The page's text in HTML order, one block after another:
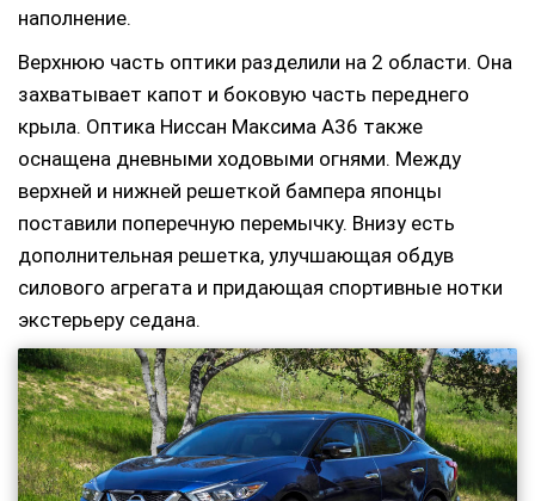
наполнение.
Верхнюю часть оптики разделили на 2 области. Она
захватывает капот и боковую часть переднего
крыла. Оптика Ниссан Максима A36 также
оснащена дневными ходовыми огнями. Между
верхней и нижней решеткой бампера японцы
поставили поперечную перемычку. Внизу есть
дополнительная решетка, улучшающая обдув
силового агрегата и придающая спортивные нотки
экстерьеру седана.